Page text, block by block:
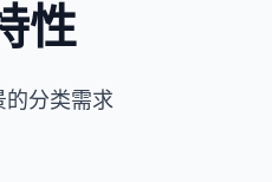
性
分类需求